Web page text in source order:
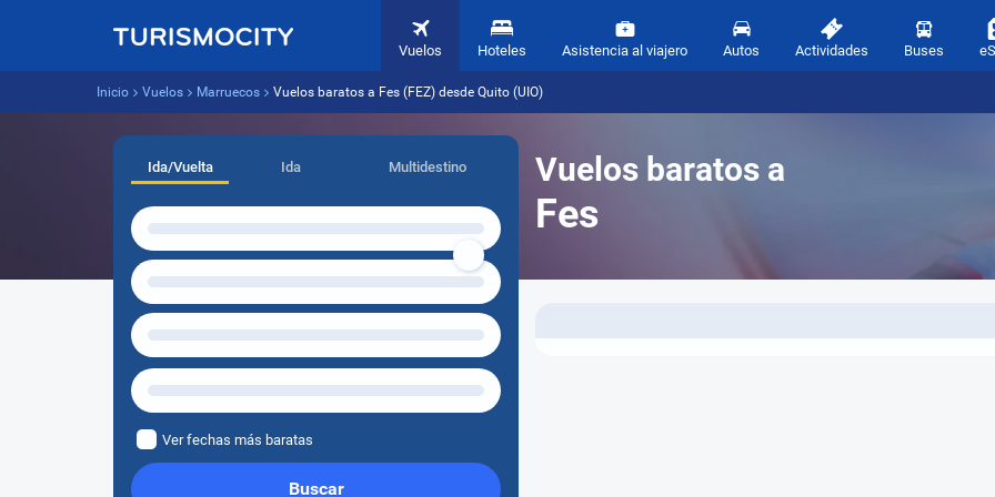
Vuelos Hoteles Asistencia al viajero Autos Actividades Buses
Inicio Vuelos Marruecos Vuelos baratos a Fes (FEZ) desde Quito (UIO)
Vuelos baratos a
Fes
Ida/Vuelta Ida Multidestino
Ver fechas más baratas
Buscar